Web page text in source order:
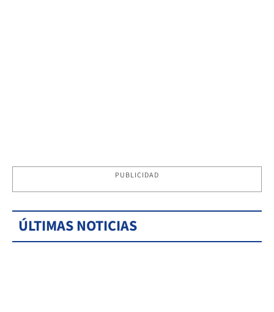
PUBLICIDAD
ÚLTIMAS NOTICIAS